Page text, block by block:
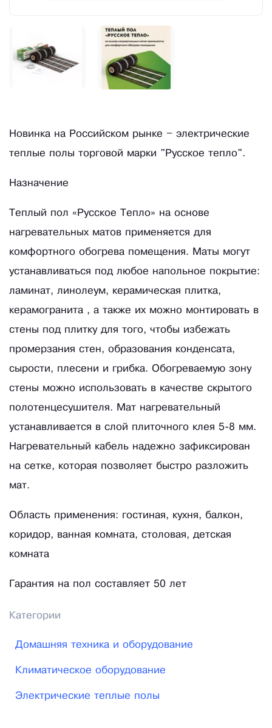
Новинка на Российском рынке – электрические
теплые полы торговой марки "Русское тепло".
Назначение
Теплый пол «Русское Тепло» на основе
нагревательных матов применяется для
комфортного обогрева помещения. Маты могут
устанавливаться под любое напольное покрытие:
ламинат, линолеум, керамическая плитка,
керамогранита , а также их можно монтировать в
стены под плитку для того, чтобы избежать
промерзания стен, образования конденсата,
сырости, плесени и грибка. Обогреваемую зону
стены можно использовать в качестве скрытого
полотенцесушителя. Мат нагревательный
устанавливается в слой плиточного клея 5-8 мм.
Нагревательный кабель надежно зафиксирован
на сетке, которая позволяет быстро разложить
мат.
Область применения: гостиная, кухня, балкон,
коридор, ванная комната, столовая, детская
комната
Гарантия на пол составляет 50 лет
Категории
Домашняя техника и оборудование
Климатическое оборудование
Электрические теплые полы